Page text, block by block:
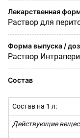
Лекарственная
Раствор для
Форма выпуска /
Раствор
Состав
Состав на 1 л:
Действующие